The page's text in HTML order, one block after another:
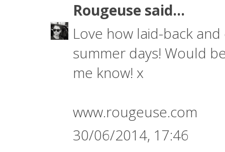
Rougeuse said...
Love how laid-back
summer days! Would
me know! x
www.rougeuse.com
30/06/2014, 17:46